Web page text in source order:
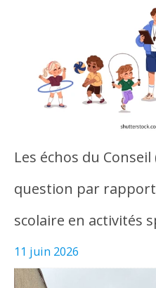
Les échos du
question par
scolaire en activités
11 juin 2026